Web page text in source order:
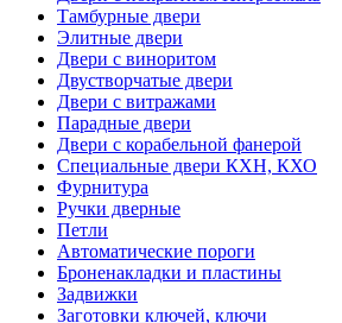
Тамбурные двери
Элитные двери
Двери с виноритом
Двустворчатые двери
Двери с витражами
Парадные двери
Двери с корабельной фанерой
Специальные двери КХН, КХО
Фурнитура
Ручки дверные
Петли
Автоматические пороги
Броненакладки и пластины
Задвижки
Заготовки ключей, ключи